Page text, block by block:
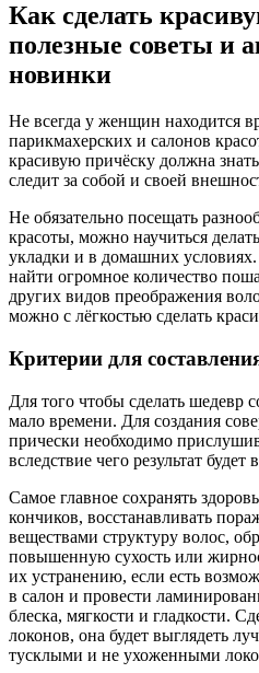
Как сделать
полезные советы и
новинки
Не всегда у женщин находится
парикмахерских и салонов
красивую причёску должна
следит за собой и своей
Не обязательно посещать
красоты, можно научиться
укладки и в домашних
найти огромное количество
других видов преображения
можно с лёгкостью сделать
Критерии для
Для того чтобы сделать шедевр
мало времени. Для создания
прически необходимо
вследствие чего результат
Самое главное сохранять
кончиков, восстанавливать
веществами структуру волос,
повышенную сухость или
их устранению, если есть
в салон и провести
блеска, мягкости и гладкости.
локонов, она будет выглядеть
тусклыми и не ухоженными